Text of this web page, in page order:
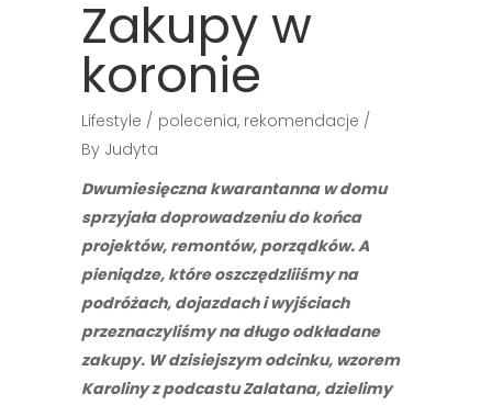
Zakupy w
koronie
Lifestyle polecenia, rekomendacje
By Judyta
Dwumiesięczna kwarantanna w domu
sprzyjała doprowadzeniu do końca
projektów, remontów, porządków. A
pieniądze, które oszczędzliiśmy na
podróżach, dojazdach i wyjściach
przeznaczyliśmy na długo odkładane
zakupy. W dzisiejszym odcinku, wzorem
Karoliny z podcastu Zalatana, dzielimy